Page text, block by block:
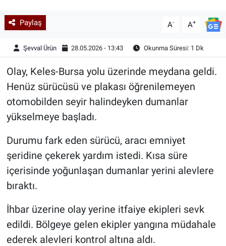
Paylaş A- A+
Şevval Ürün 28.05.2026 - 13:43 Okunma Süresi: 1 Dk
Olay, Keles-Bursa yolu üzerinde meydana geldi.
Henüz sürücüsü ve plakası öğrenilemeyen
otomobilden seyir halindeyken dumanlar
yükselmeye başladı.
Durumu fark eden sürücü, aracı emniyet
şeridine çekerek yardım istedi. Kısa süre
içerisinde yoğunlaşan dumanlar yerini alevlere
bıraktı.
İhbar üzerine olay yerine itfaiye ekipleri sevk
edildi. Bölgeye gelen ekipler yangına müdahale
ederek alevleri kontrol altına aldı.
Yazarlar
Astroloji-Rüya